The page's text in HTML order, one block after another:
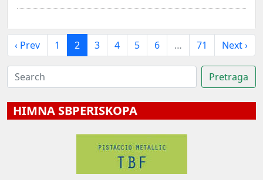
‹ Prev 1 2 3 4 5 6 … 71 Next ›
HIMNA SBPERISKOPA